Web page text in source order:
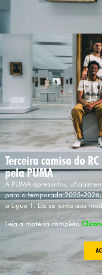
Terceira camisa do
pela PUMA
A PUMA apresentou
para a temporada 2025-
a Ligue 1. Ela se junta aos
Leia a matéria completa